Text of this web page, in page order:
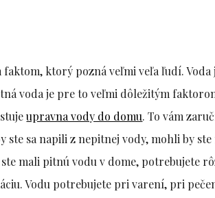
ktorý pozná veľmi veľa ľudí. Voda
voda je pre to veľmi dôležitým
upravna vody do domu. To vám
sa napili z nepitnej vody, mohli by ste
mali pitnú vodu v dome, potrebujete
Vodu potrebujete pri varení, pri